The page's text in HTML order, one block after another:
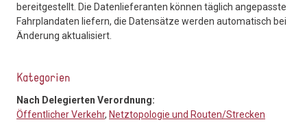
bereitgestellt. Die Datenlieferanten können täglich angepasste
Fahrplandaten liefern, die Datensätze werden automatisch bei
Änderung aktualisiert.
Kategorien
Nach Delegierten Verordnung:
Öffentlicher Verkehr, Netztopologie und Routen/Strecken